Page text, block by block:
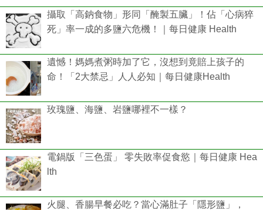
攝取「高鈉食物」形同「醃製五臟」！佔「心病猝
死」率一成的多鹽六危機！｜每日健康 Health
遺憾！媽媽煮粥時加了它，沒想到竟賠上孩子的
命！「2大禁忌」人人必知｜每日健康Health
玫瑰鹽、海鹽、岩鹽哪裡不一樣？
電鍋版「三色蛋」 零失敗率促食慾｜每日健康 Hea
lth
火腿、香腸早餐必吃？當心滿肚子「隱形鹽」，